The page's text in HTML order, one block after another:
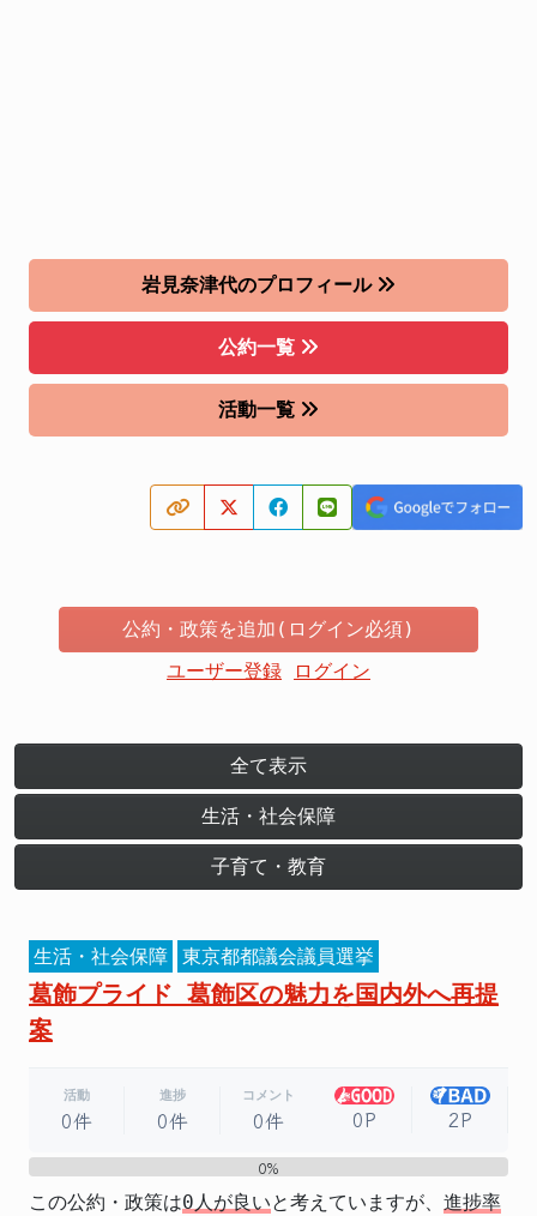
岩見奈津代のプロフィール
公約一覧
活動一覧
公約・政策を追加(ログイン必須)
ユーザー登録
ログイン
全て表示
生活・社会保障
子育て・教育
生活・社会保障 東京都都議会議員選挙
葛飾プライド 葛飾区の魅力を国内外へ再提
案
活動
0件
進捗
0件
コメント
0件 0P 2P
0%
この公約・政策は0人が良いと考えていますが、 進捗率